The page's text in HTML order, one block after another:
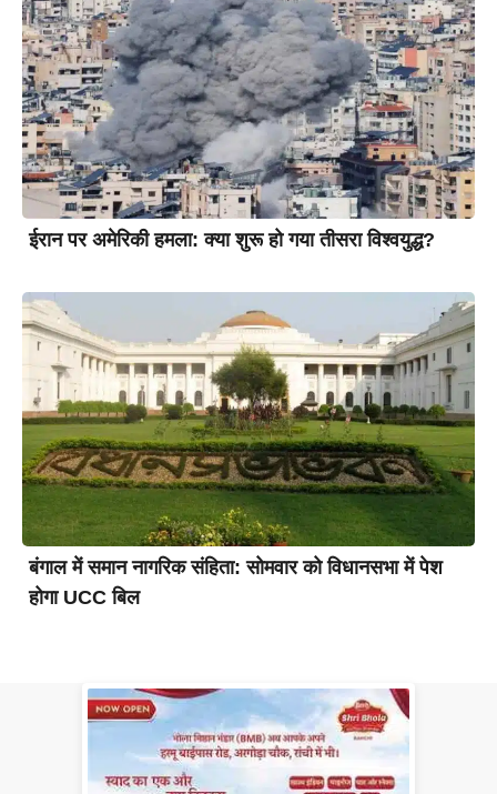
ईरान पर अमेरिकी हमला: क्या शुरू हो गया तीसरा विश्वयुद्ध?
बंगाल में समान नागरिक संहिता: सोमवार को विधानसभा में पेश
होगा UCC बिल